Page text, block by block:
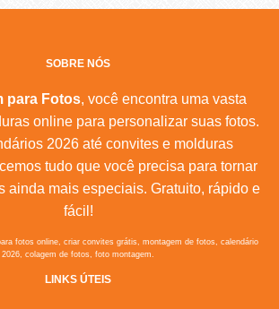
SOBRE NÓS
para Fotos, você encontra uma vasta
online para personalizar suas fotos.
2026 até convites e molduras
tudo que você precisa para tornar
ainda mais especiais. Gratuito, rápido e
fácil!
fotos online, criar convites grátis, montagem de fotos, calendário
2026, colagem de fotos, foto montagem.
LINKS ÚTEIS